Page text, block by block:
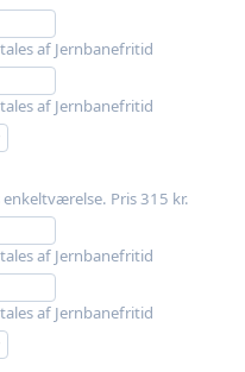
af Jernbanefritid
af Jernbanefritid
Pris 315 kr.
af Jernbanefritid
af Jernbanefritid